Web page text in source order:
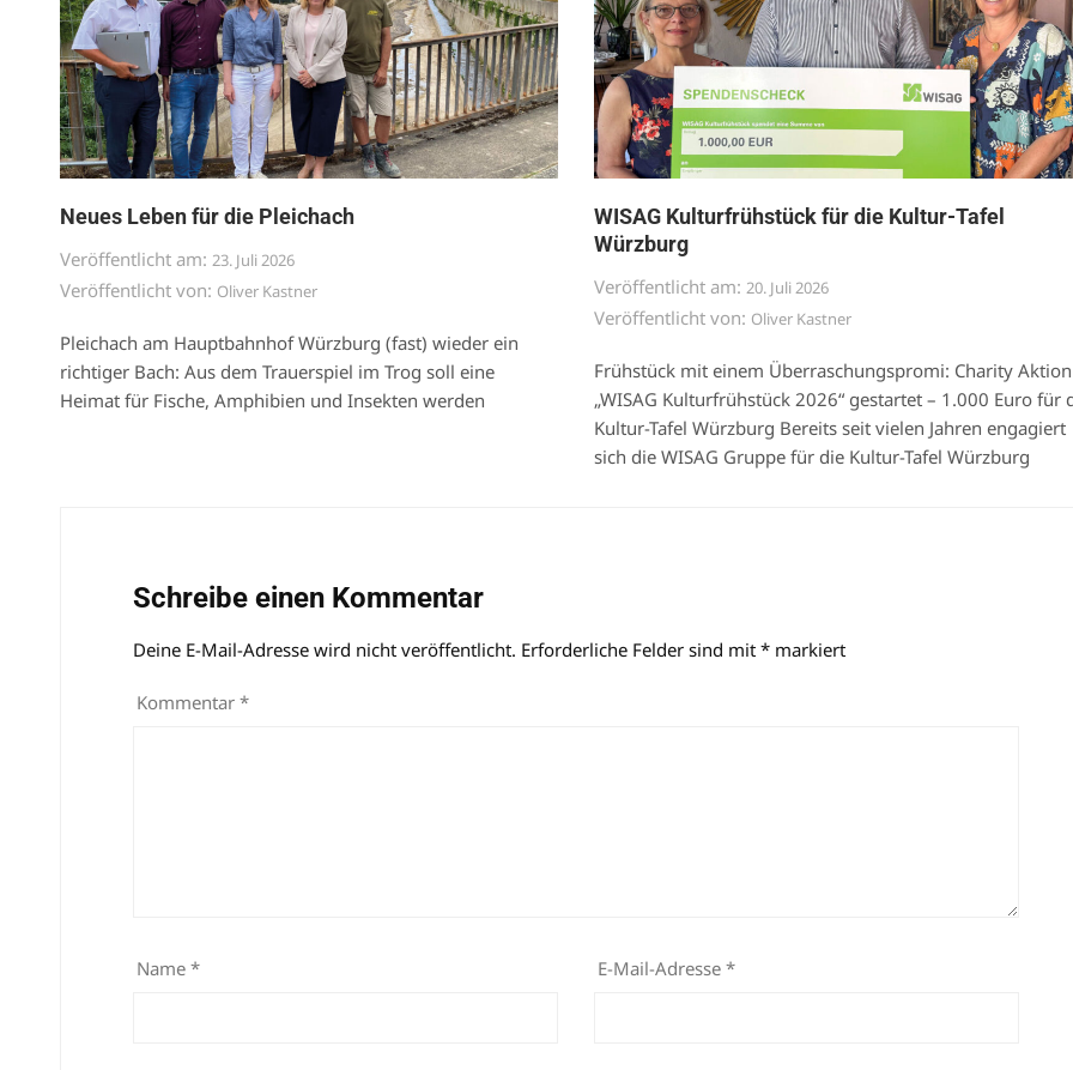
Neues Leben für die Pleichach
Veröffentlicht am: 23. Juli 2026
Veröffentlicht von: Oliver Kastner
Pleichach am Hauptbahnhof Würzburg (fast) wieder ein
richtiger Bach: Aus dem Trauerspiel im Trog soll eine
Heimat für Fische, Amphibien und Insekten werden
WISAG Kulturfrühstück für die Kultur-Tafel
Würzburg
Veröffentlicht am: 20. Juli 2026
Veröffentlicht von: Oliver Kastner
Frühstück mit einem Überraschungspromi: Charity Aktion
„WISAG Kulturfrühstück 2026“ gestartet – 1.000 Euro für
Kultur-Tafel Würzburg Bereits seit vielen Jahren engagiert
sich die WISAG Gruppe für die Kultur-Tafel Würzburg
Schreibe einen Kommentar
Deine E-Mail-Adresse wird nicht veröffentlicht. Erforderliche Felder sind mit * markiert
Kommentar *
Name * E-Mail-Adresse *
Alternative: